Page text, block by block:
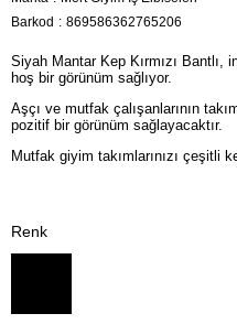
Barkod : 869586362765206
Siyah Mantar Kep Kırmızı Bantlı,
hoş bir görünüm sağlıyor.
Aşçı ve mutfak çalışanlarının
pozitif bir görünüm sağlayacaktır.
Mutfak giyim takımlarınızı çeşitli
Renk